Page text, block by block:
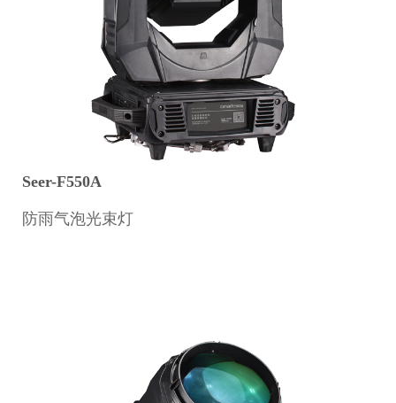
Seer-F550A
防雨气泡光束灯